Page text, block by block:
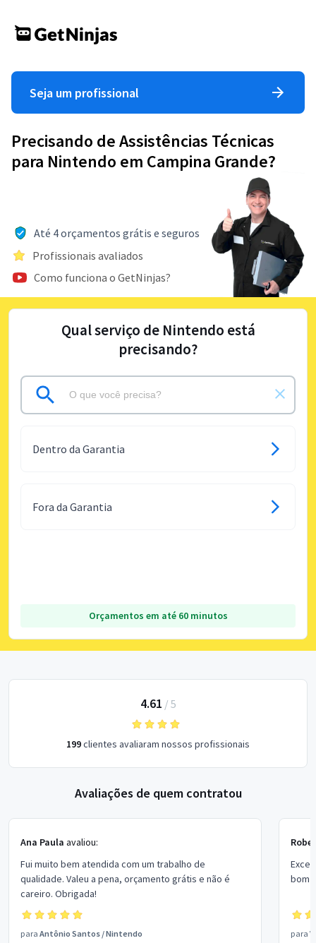
Seja um profissional
Precisando de Assistências Técnicas
para Nintendo em Campina Grande?
Até 4 orçamentos grátis e seguros
Profissionais avaliados
Como funciona o GetNinjas?
Qual serviço de Nintendo está
precisando?
Dentro da Garantia
Fora da Garantia
Orçamentos em até 60 minutos
4.61 / 5
199clientes avaliaram nossos profissionais
Avaliações de quem contratou
Ana Paula avaliou:
Fui muito bem atendida com um trabalho de
qualidade. Valeu a pena, orçamento grátis e não é
careiro. Obrigada!
para Antônio Santos /Nintendo
bom
para